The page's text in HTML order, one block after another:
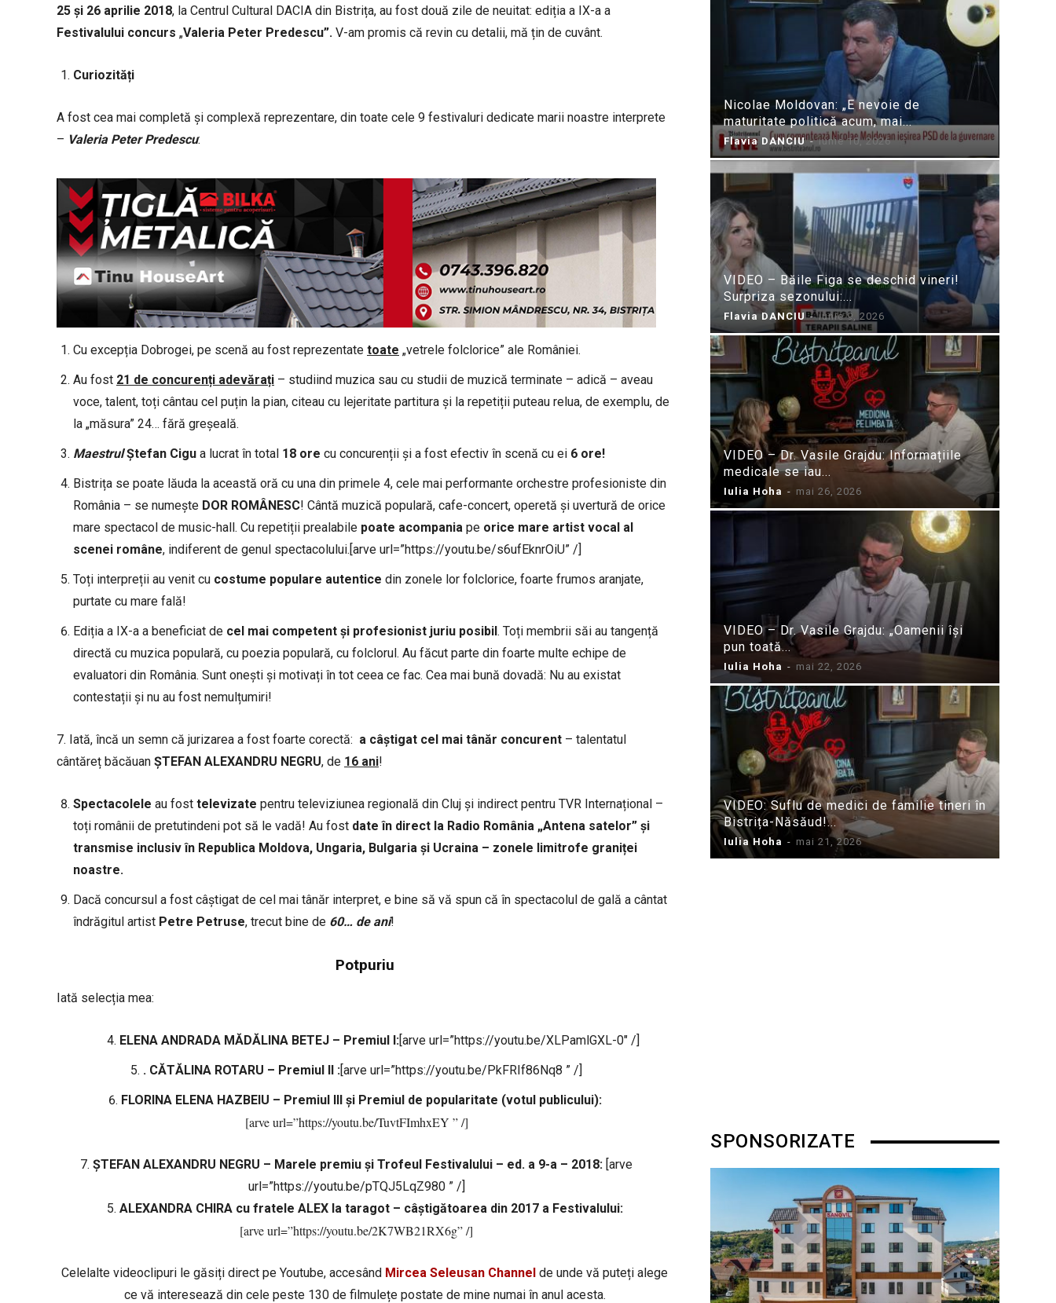
25 și 26 aprilie 2018, la Centrul Cultural DACIA din Bistrița, au fost două zile de neuitat: ediția a IX-a a
Festivalului concurs „Valeria Peter Predescu”. V-am promis că revin cu detalii, mă țin de cuvânt.
Curiozități
A fost cea mai completă și complexă reprezentare, din toate cele 9 festivaluri dedicate marii noastre interprete
– Valeria Peter Predescu:
Cu excepția Dobrogei, pe scenă au fost reprezentate toate „vetrele folclorice” ale României.
Au fost 21 de concurenți adevărați – studiind muzica sau cu studii de muzică terminate – adică – aveau
voce, talent, toți cântau cel puțin la pian, citeau cu lejeritate partitura și la repetiții puteau relua, de exemplu, de
la „măsura” 24… fără greșeală.
MaestrulȘtefan Cigu a lucrat în total 18 ore cu concurenții și a fost efectiv în scenă cu ei 6 ore!
Bistrița se poate lăuda la această oră cu una din primele 4, cele mai performante orchestre profesioniste din
România – se numește DOR ROMÂNESC! Cântă muzică populară, cafe-concert, operetă și uvertură de orice
mare spectacol de music-hall. Cu repetiții prealabile poate acompania pe orice mare artist vocal al
scenei române, indiferent de genul spectacolului.[arve url=”https://youtu.be/s6ufEknrOiU” /]
Toți interpreții au venit cu costume populare autentice din zonele lor folclorice, foarte frumos aranjate,
purtate cu mare fală!
Ediția a IX-a a beneficiat de cel mai competent și profesionist juriu posibil . Toți membrii săi au tangență
directă cu muzica populară, cu poezia populară, cu folclorul. Au făcut parte din foarte multe echipe de
evaluatori din România. Sunt onești și motivați în tot ceea ce fac. Cea mai bună dovadă: Nu au existat
contestații și nu au fost nemulțumiri!
7. Iată, încă un semn că jurizarea a fost foarte corectă: a câștigat cel mai tânăr concurent – talentatul
cântăreț băcăuan ȘTEFAN ALEXANDRU NEGRU, de 16 ani!
Spectacolele au fost televizate pentru televiziunea regională din Cluj și indirect pentru TVR Internațional –
toți românii de pretutindeni pot să le vadă! Au fost date în direct la Radio România „Antena satelor” și
transmise inclusiv în Republica Moldova, Ungaria, Bulgaria și Ucraina – zonele limitrofe graniței
noastre.
Dacă concursul a fost câștigat de cel mai tânăr interpret, e bine să vă spun că în spectacolul de gală a cântat
îndrăgitul artist Petre Petruse, trecut bine de 60… de ani!
Potpuriu
Iată selecția mea:
ELENA ANDRADA MĂDĂLINA BETEJ – Premiul I:[arve url=”https://youtu.be/XLPamlGXL-0″ /]
. CĂTĂLINA ROTARU – Premiul II : [arve url=”https://youtu.be/PkFRIf86Nq8 ” /]
FLORINA ELENA HAZBEIU – Premiul III și Premiul de popularitate (votul publicului):
[arve url=”https://youtu.be/TuvtFImhxEY ” /]
ȘTEFAN ALEXANDRU NEGRU – Marele premiu și Trofeul Festivalului – ed. a 9-a – 2018: [arve
url=”https://youtu.be/pTQJ5LqZ980 ” /]
ALEXANDRA CHIRA cu fratele ALEX la taragot – câștigătoarea din 2017 a Festivalului:
[arve url=”https://youtu.be/2K7WB21RX6g” /]
Celelalte videoclipuri le găsiți direct pe Youtube, accesând Mircea Seleusan Channel de unde vă puteți alege
ce vă interesează din cele peste 130 de filmulețe postate de mine numai în anul acesta.
Nicolae Moldovan: „E nevoie de
maturitate politică acum, mai...
Flavia DANCIU - iunie 10, 2026
VIDEO – Băile Figa se deschid vineri!
Surpriza sezonului:...
Flavia DANCIU - iunie 9, 2026
VIDEO – Dr. Vasile Grajdu: Informațiile
medicale se iau...
Iulia Hoha - mai 26, 2026
VIDEO – Dr. Vasile Grajdu: „Oamenii își
pun toată...
Iulia Hoha - mai 22, 2026
VIDEO: Suflu de medici de familie tineri în
Bistrița-Năsăud!...
Iulia Hoha - mai 21, 2026
SPONSORIZATE